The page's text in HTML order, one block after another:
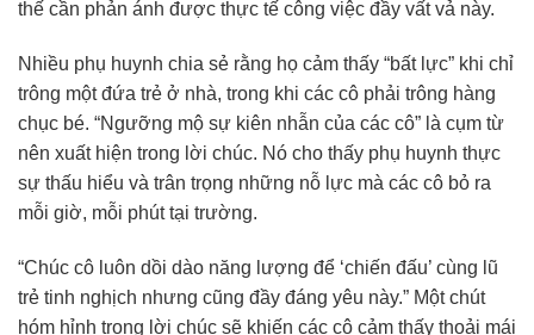
thế cần phản ánh được thực tế công việc đầy vất vả này.
Nhiều phụ huynh chia sẻ rằng họ cảm thấy “bất lực” khi chỉ
trông một đứa trẻ ở nhà, trong khi các cô phải trông hàng
chục bé. “Ngưỡng mộ sự kiên nhẫn của các cô” là cụm từ
nên xuất hiện trong lời chúc. Nó cho thấy phụ huynh thực
sự thấu hiểu và trân trọng những nỗ lực mà các cô bỏ ra
mỗi giờ, mỗi phút tại trường.
“Chúc cô luôn dồi dào năng lượng để ‘chiến đấu’ cùng lũ
trẻ tinh nghịch nhưng cũng đầy đáng yêu này.” Một chút
hóm hỉnh trong lời chúc sẽ khiến các cô cảm thấy thoải mái